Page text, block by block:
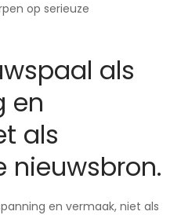
op serieuze
als
en
als
nieuwsbron.
en vermaak, niet als